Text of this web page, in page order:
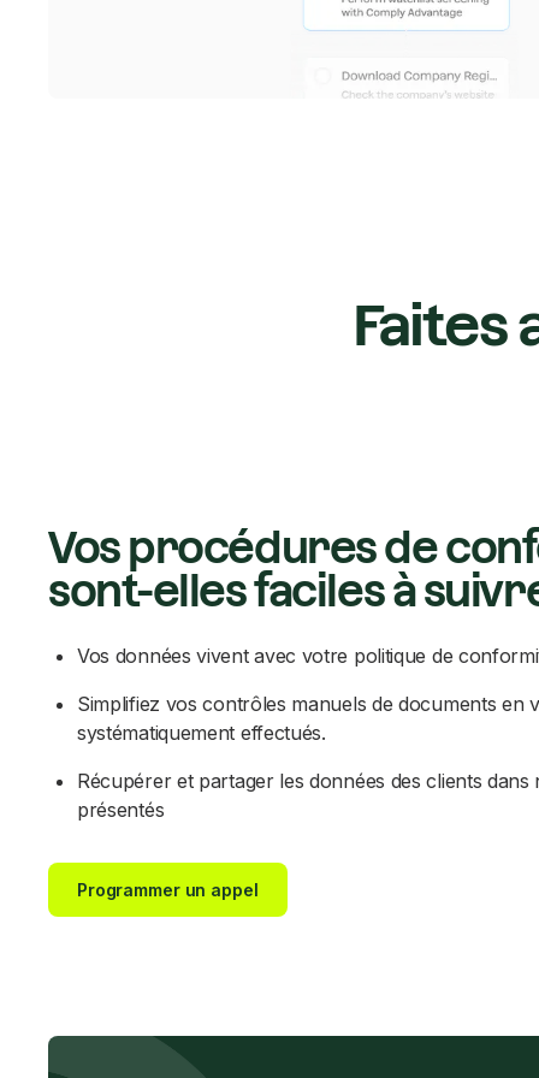
Vos procédures de
sont-elles faciles à
Vos données vivent avec votre politique de
Simplifiez vos contrôles manuels de documents en
systématiquement effectués.
Récupérer et partager les données des clients
présentés
Programmer un appel